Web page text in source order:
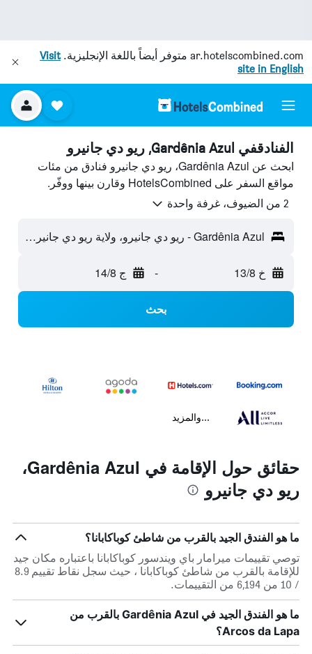
ar.hotelscombined.com متوفر أيضاً باللغة الإنجليزية.Visit
site in English
الفنادقفي Gardênia Azul, ريو دي جانيرو
ابحث عن Gardênia Azul، ريو دي جانيرو فنادق من مئات
مواقع السفر على HotelsCombined وقارن بينها ووفّر.
2 من الضيوف، غرفة واحدة
Gardênia Azul - ريو دي جانيرو، ولاية ريو دي جانيرو، البرازيل
خ 13/8 - ج 14/8
بحث
...والمزيد
حقائق حول الإقامة في Gardênia Azul،
ريو دي جانيرو
ما هو الفندق الجيد بالقرب من شاطئ كوباكابانا؟
توصي تقييمات ميرامار باي ويندسور كوباكابانا باعتباره مكان جيد
للإقامة بالقرب من شاطئ كوباكابانا ، حيث سجل نقاط تقييم 8.9
/ 10 من 6,194 من التقييمات.
ما هو الفندق الجيد في Gardênia Azul بالقرب من
Arcos da Lapa؟